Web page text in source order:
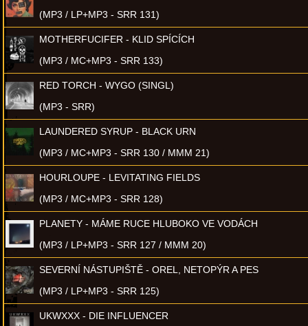
(MP3 / LP+MP3 - SRR 131)
MOTHERFUCIFER - KLID SPÍCÍCH
(MP3 / MC+MP3 - SRR 133)
RED TORCH - WYGO (SINGL)
(MP3 - SRR)
LAUNDERED SYRUP - BLACK URN
(MP3 / MC+MP3 - SRR 130 / MMM 21)
HOURLOUPE - LEVITATING FIELDS
(MP3 / MC+MP3 - SRR 128)
PLANETY - MÁME RUCE HLUBOKO VE VODÁCH
(MP3 / LP+MP3 - SRR 127 / MMM 20)
SEVERNÍ NÁSTUPIŠTĚ - OREL, NETOPÝR A PES
(MP3 / LP+MP3 - SRR 125)
UKWXXX - DIE INFLUENCER